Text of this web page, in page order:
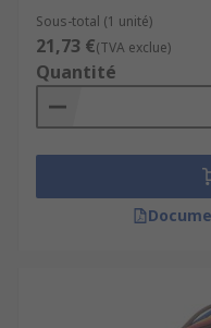
Sous-total (1 unité)
21,73 €(TVA exclue)
Quantité